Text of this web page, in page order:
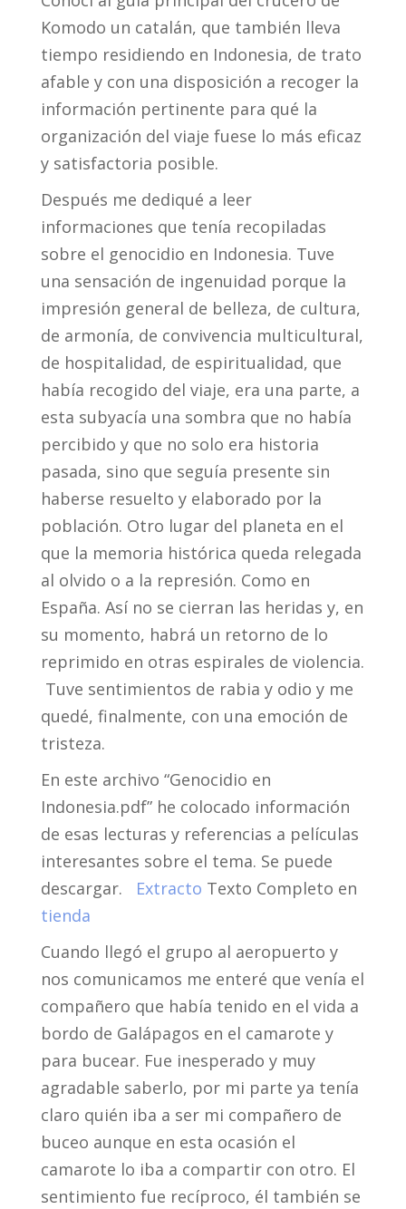
Komodo un catalán, que también lleva
tiempo residiendo en Indonesia, de trato
afable y con una disposición a recoger la
información pertinente para qué la
organización del viaje fuese lo más eficaz
y satisfactoria posible.
Después me dediqué a leer
informaciones que tenía recopiladas
sobre el genocidio en Indonesia. Tuve
una sensación de ingenuidad porque la
impresión general de belleza, de cultura,
de armonía, de convivencia multicultural,
de hospitalidad, de espiritualidad, que
había recogido del viaje, era una parte, a
esta subyacía una sombra que no había
percibido y que no solo era historia
pasada, sino que seguía presente sin
haberse resuelto y elaborado por la
población. Otro lugar del planeta en el
que la memoria histórica queda relegada
al olvido o a la represión. Como en
España. Así no se cierran las heridas y, en
su momento, habrá un retorno de lo
reprimido en otras espirales de violencia.
Tuve sentimientos de rabia y odio y me
quedé, finalmente, con una emoción de
tristeza.
En este archivo “Genocidio en
Indonesia.pdf” he colocado información
de esas lecturas y referencias a películas
interesantes sobre el tema. Se puede
descargar. Extracto Texto Completo en
tienda
Cuando llegó el grupo al aeropuerto y
nos comunicamos me enteré que venía el
compañero que había tenido en el vida a
bordo de Galápagos en el camarote y
para bucear. Fue inesperado y muy
agradable saberlo, por mi parte ya tenía
claro quién iba a ser mi compañero de
buceo aunque en esta ocasión el
camarote lo iba a compartir con otro. El
sentimiento fue recíproco, él también se